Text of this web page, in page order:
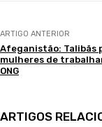
ARTIGO ANTERIOR
Afeganistão: Talibãs
mulheres de
ONG
ARTIGOS